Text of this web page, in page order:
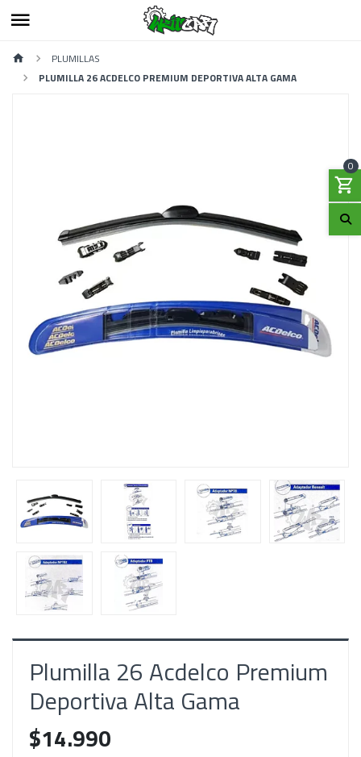
0
PLUMILLAS
PLUMILLA 26 ACDELCO PREMIUM DEPORTIVA ALTA GAMA
Previous
Plumilla 26 Acdelco Premium
Deportiva Alta Gama
$14.990